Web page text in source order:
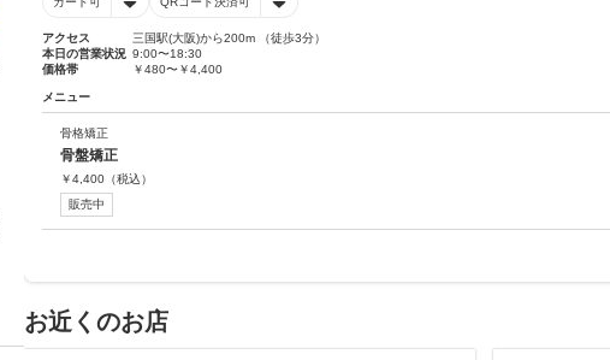
アクセス
三国駅(大阪)から200m （徒歩3分）
本日の営業状況 9:00〜18:30
価格帯
￥480〜￥4,400
メニュー
骨格矯正
骨盤矯正
￥4,400 （税込）
販売中
お近くのお店